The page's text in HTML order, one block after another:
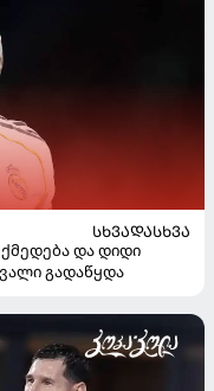
ᲡᲮᲕᲐᲓᲐᲡᲮᲕᲐ
და დიდი
გადაწყდა